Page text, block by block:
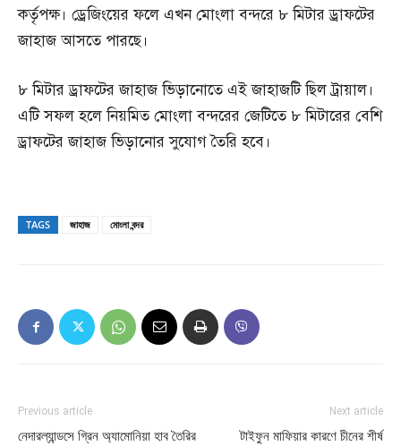
কর্তৃপক্ষ। ড্রেজিংয়ের ফলে এখন মোংলা বন্দরে ৮ মিটার ড্রাফটের
জাহাজ আসতে পারছে।
৮ মিটার ড্রাফটের জাহাজ ভিড়ানোতে এই জাহাজটি ছিল ট্রায়াল।
এটি সফল হলে নিয়মিত মোংলা বন্দরের জেটিতে ৮ মিটারের বেশি
ড্রাফটের জাহাজ ভিড়ানোর সুযোগ তৈরি হবে।
TAGS জাহাজ মোংলা বন্দর
Previous article
নেদারল্যান্ডসে গ্রিন অ্যামোনিয়া হাব তৈরির
Next article
টাইফুন মাফিয়ার কারণে চীনের শীর্ষ